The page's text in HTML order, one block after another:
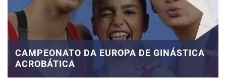
CAMPEONATO DA EUROPA DE GINÁSTICA
ACROBÁTICA